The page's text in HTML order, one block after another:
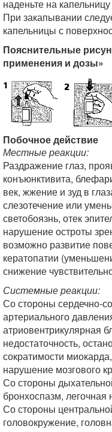
наденьте на
При закапывании
капельницы с
Пояснительные
применения и дозы»
Побочное действие
Местные реакции:
Раздражение глаз,
конъюнктивита,
век, жжение и зуд в
слезотечение или
светобоязнь, отек
нарушение остроты
возможно развитие
кератопатии
снижение
Системные реакции:
Со стороны сердечно-
артериального
атриовентрикулярная
недостаточность,
сократимости
нарушение мозгового
Со стороны
бронхоспазм, легочная
Со стороны
головокружение,